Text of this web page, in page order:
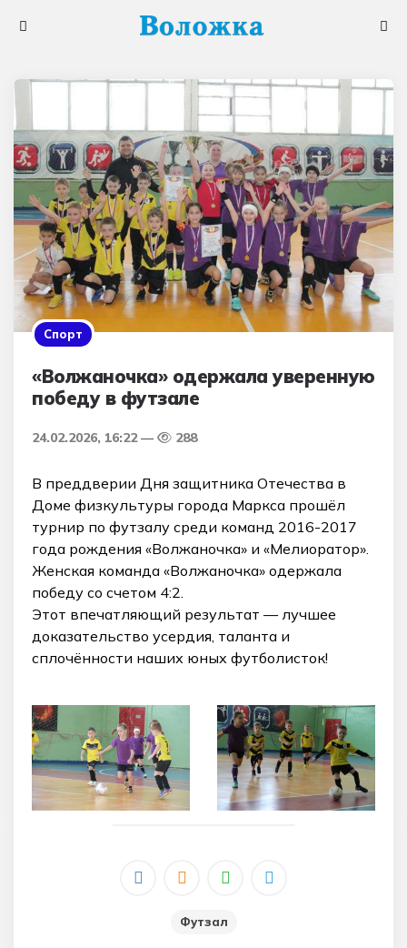
Спорт
«Волжаночка» одержала уверенную
победу в футзале
24.02.2026, 16:22 288
В преддверии Дня защитника Отечества в
Доме физкультуры города Маркса прошёл
турнир по футзалу среди команд 2016-2017
года рождения «Волжаночка» и «Мелиоратор».
Женская команда «Волжаночка» одержала
победу со счетом 4:2.
Этот впечатляющий результат — лучшее
доказательство усердия, таланта и
сплочённости наших юных футболисток!
Футзал